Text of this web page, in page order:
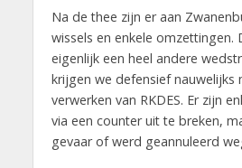
Na de thee zijn er aan
wissels en enkele omzettingen.
eigenlijk een heel andere
krijgen we defensief nauwelijks
verwerken van RKDES. Er zijn
via een counter uit te breken,
gevaar of werd geannuleerd